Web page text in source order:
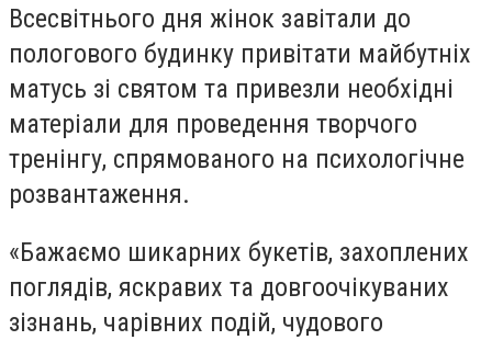
Всесвітнього дня жінок завітали до
пологового будинку привітати майбутніх
матусь зі святом та привезли необхідні
матеріали для проведення творчого
тренінгу, спрямованого на психологічне
розвантаження.
«Бажаємо шикарних букетів, захоплених
поглядів, яскравих та довгоочікуваних
зізнань, чарівних подій, чудового